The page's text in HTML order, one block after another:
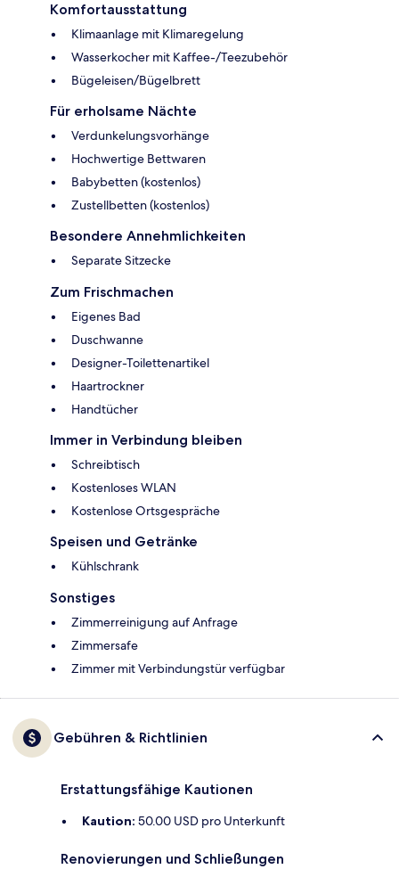
Komfortausstattung
Klimaanlage mit Klimaregelung
Wasserkocher mit Kaffee-/Teezubehör
Bügeleisen/Bügelbrett
Für erholsame Nächte
Verdunkelungsvorhänge
Hochwertige Bettwaren
Babybetten (kostenlos)
Zustellbetten (kostenlos)
Besondere Annehmlichkeiten
Separate Sitzecke
Zum Frischmachen
Eigenes Bad
Duschwanne
Designer-Toilettenartikel
Haartrockner
Handtücher
Immer in Verbindung bleiben
Schreibtisch
Kostenloses WLAN
Kostenlose Ortsgespräche
Speisen und Getränke
Kühlschrank
Sonstiges
Zimmerreinigung auf Anfrage
Zimmersafe
Zimmer mit Verbindungstür verfügbar
Gebühren & Richtlinien
Erstattungsfähige Kautionen
Kaution: 50.00 USD pro Unterkunft
Renovierungen und Schließungen